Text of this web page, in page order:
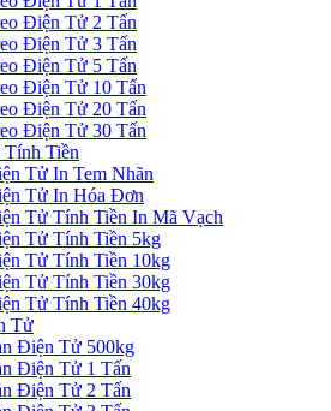
Điện Tử 2 Tấn
Điện Tử 3 Tấn
Điện Tử 5 Tấn
Điện Tử 10 Tấn
Điện Tử 20 Tấn
Điện Tử 30 Tấn
Tiền
Tử In Tem Nhãn
Tử In Hóa Đơn
Tử Tính Tiền In Mã Vạch
Tử Tính Tiền 5kg
Tử Tính Tiền 10kg
Tử Tính Tiền 30kg
Tử Tính Tiền 40kg
Tử
Điện Tử 500kg
Điện Tử 1 Tấn
Điện Tử 2 Tấn